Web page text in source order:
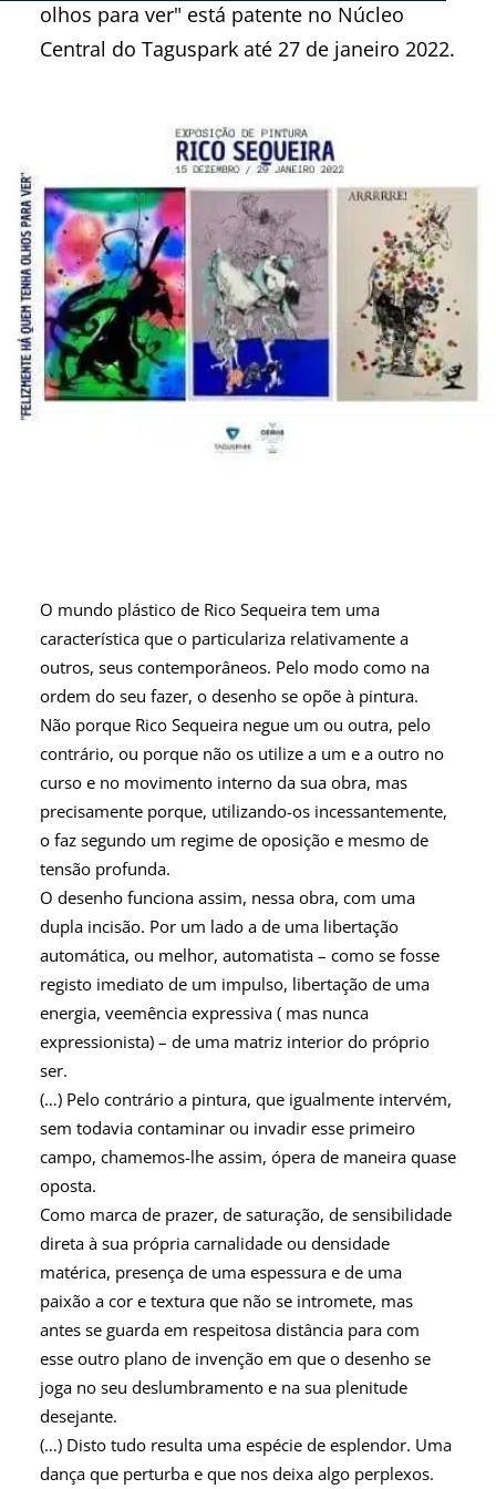
olhos para ver" está patente no Núcleo
Central do Taguspark até 27 de janeiro 2022.
O mundo plástico de Rico Sequeira tem uma
característica que o particulariza relativamente a
outros, seus contemporâneos. Pelo modo como na
ordem do seu fazer, o desenho se opõe à pintura.
Não porque Rico Sequeira negue um ou outra, pelo
contrário, ou porque não os utilize a um e a outro no
curso e no movimento interno da sua obra, mas
precisamente porque, utilizando-os incessantemente,
o faz segundo um regime de oposição e mesmo de
tensão profunda.
O desenho funciona assim, nessa obra, com uma
dupla incisão. Por um lado a de uma libertação
automática, ou melhor, automatista – como se fosse
registo imediato de um impulso, libertação de uma
energia, veemência expressiva ( mas nunca
expressionista) – de uma matriz interior do próprio
ser.
(…) Pelo contrário a pintura, que igualmente intervém,
sem todavia contaminar ou invadir esse primeiro
campo, chamemos-lhe assim, ópera de maneira quase
oposta.
Como marca de prazer, de saturação, de sensibilidade
direta à sua própria carnalidade ou densidade
matérica, presença de uma espessura e de uma
paixão a cor e textura que não se intromete, mas
antes se guarda em respeitosa distância para com
esse outro plano de invenção em que o desenho se
joga no seu deslumbramento e na sua plenitude
desejante.
(…) Disto tudo resulta uma espécie de esplendor. Uma
dança que perturba e que nos deixa algo perplexos.